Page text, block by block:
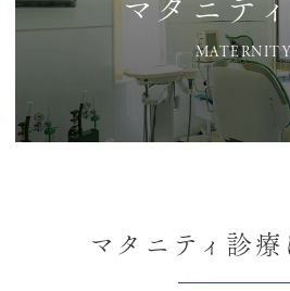
マタニテ
MATERNITY
マタニティ診療